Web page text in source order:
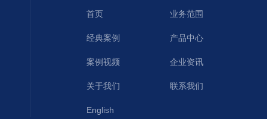
首页 业务范围
经典案例 产品中心
案例视频 企业资讯
关于我们 联系我们
English